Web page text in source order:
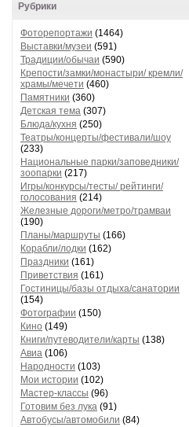
Рубрики
Фоторепортажи (1464)
Выставки/музеи (591)
Традиции/обычаи (590)
Крепости/замки/монастыри/ кремли/
храмы/мечети (460)
Памятники (360)
Детская тема (307)
Блюда/кухня (250)
Театры/концерты/фестивали/шоу
(233)
Национальные парки/заповедники/
зоопарки (217)
Игры/конкурсы/тесты/ рейтинги/
голосования (214)
Железные дороги/метро/трамваи
(190)
Планы/маршруты (166)
Корабли/лодки (162)
Праздники (161)
Приветствия (161)
Гостиницы/базы отдыха/санатории
(154)
Фотографии (150)
Кино (149)
Книги/путеводители/карты (138)
Авиа (106)
Народности (103)
Мои истории (102)
Мастер-классы (96)
Готовим без лука (91)
Автобусы/автомобили (84)